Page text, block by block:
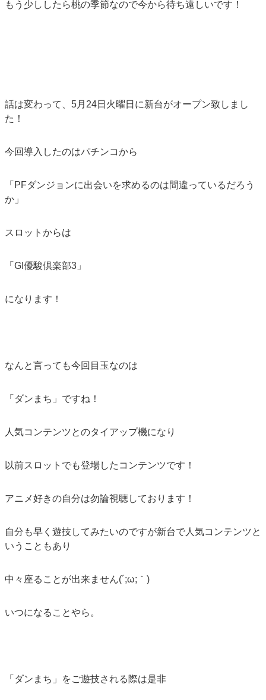
もう少ししたら桃の季節なので今から待ち遠しいです！
話は変わって、5月24日火曜日に新台がオープン致しまし
た！
今回導入したのはパチンコから
「PFダンジョンに出会いを求めるのは間違っているだろう
か」
スロットからは
「GI優駿倶楽部3」
になります！
なんと言っても今回目玉なのは
「ダンまち」ですね！
人気コンテンツとのタイアップ機になり
以前スロットでも登場したコンテンツです！
アニメ好きの自分は勿論視聴しております！
自分も早く遊技してみたいのですが新台で人気コンテンツと
いうこともあり
中々座ることが出来ません(´;ω;｀)
いつになることやら。
「ダンまち」をご遊技される際は是非